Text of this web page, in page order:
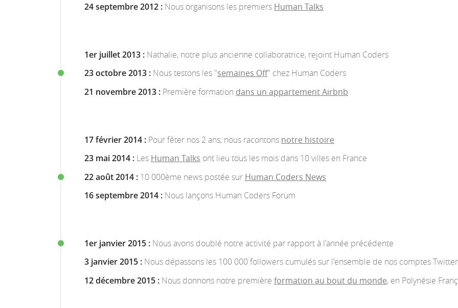
24 septembre 2012 : Nous organisons les premiers Human Talks
1er juillet 2013 : Nathalie, notre plus ancienne collaboratrice, rejoint Human Coders
23 octobre 2013 : Nous testons les "semaines Off" chez Human Coders
21 novembre 2013 : Première formation dans un appartement Airbnb
17 février 2014 : Pour fêter nos 2 ans, nous racontons notre histoire
23 mai 2014 : Les Human Talks ont lieu tous les mois dans 10 villes en France
22 août 2014 : 10 000ème news postée sur Human Coders News
16 septembre 2014 : Nous lançons Human Coders Forum
1er janvier 2015 : Nous avons doublé notre activité par rapport à l'année précédente
3 janvier 2015 : Nous dépassons les 100 000 followers cumulés sur l'ensemble de nos comptes Twitter
12 décembre 2015 : Nous donnons notre première formation au bout du monde, en Polynésie